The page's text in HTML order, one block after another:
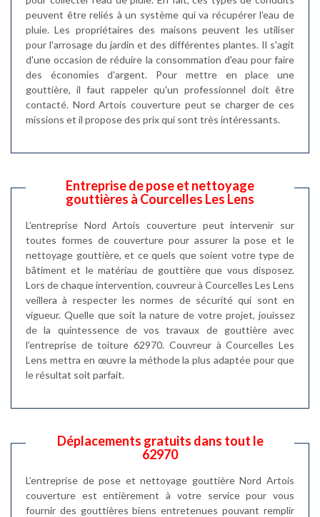
peuvent être reliés à un système qui va récupérer l'eau de
pluie. Les propriétaires des maisons peuvent les utiliser
pour l'arrosage du jardin et des différentes plantes. Il s'agit
d'une occasion de réduire la consommation d'eau pour faire
des économies d'argent. Pour mettre en place une
gouttière, il faut rappeler qu'un professionnel doit être
contacté. Nord Artois couverture peut se charger de ces
missions et il propose des prix qui sont très intéressants.
Entreprise de pose et nettoyage
gouttières à Courcelles Les Lens
L’entreprise Nord Artois couverture peut intervenir sur
toutes formes de couverture pour assurer la pose et le
nettoyage gouttière, et ce quels que soient votre type de
bâtiment et le matériau de gouttière que vous disposez.
Lors de chaque intervention, couvreur à Courcelles Les Lens
veillera à respecter les normes de sécurité qui sont en
vigueur. Quelle que soit la nature de votre projet, jouissez
de la quintessence de vos travaux de gouttière avec
l’entreprise de toiture 62970. Couvreur à Courcelles Les
Lens mettra en œuvre la méthode la plus adaptée pour que
le résultat soit parfait.
Déplacements gratuits dans tout le
62970
L’entreprise de pose et nettoyage gouttière Nord Artois
couverture est entièrement à votre service pour vous
fournir des gouttières biens entretenues pouvant remplir